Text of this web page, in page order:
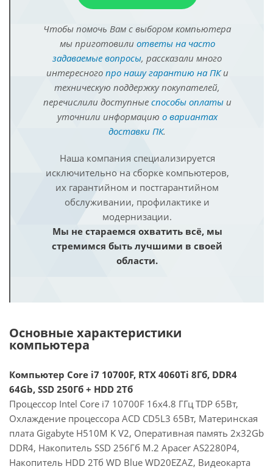
Чтобы помочь Вам с выбором компьютера
мы приготовили ответы на часто
задаваемые вопросы, рассказали много
интересного про нашу гарантию на ПКи
техническую поддержку покупателей,
перечислили доступные способы оплатыи
уточнили информацию о вариантах
доставки ПК.
Наша компания специализируется
исключительно на сборке компьютеров,
их гарантийном и постгарантийном
обслуживании, профилактике и
модернизации.
Мы не стараемся охватить всё, мы
стремимся быть лучшими в своей
области.
Основные характеристики
компьютера
Компьютер Core i7 10700F, RTX 4060Ti 8Гб, DDR4
64Gb, SSD 250Гб + HDD 2Тб
Процессор Intel Core i7 10700F 16x4.8 ГГц TDP 65Вт,
Охлаждение процессора ACD CD5L3 65Вт, Материнская
плата Gigabyte H510M K V2, Оперативная память 2x32Gb
DDR4, Накопитель SSD 256Гб M.2 Apacer AS2280P4,
Накопитель HDD 2Тб WD Blue WD20EZAZ, Видеокарта